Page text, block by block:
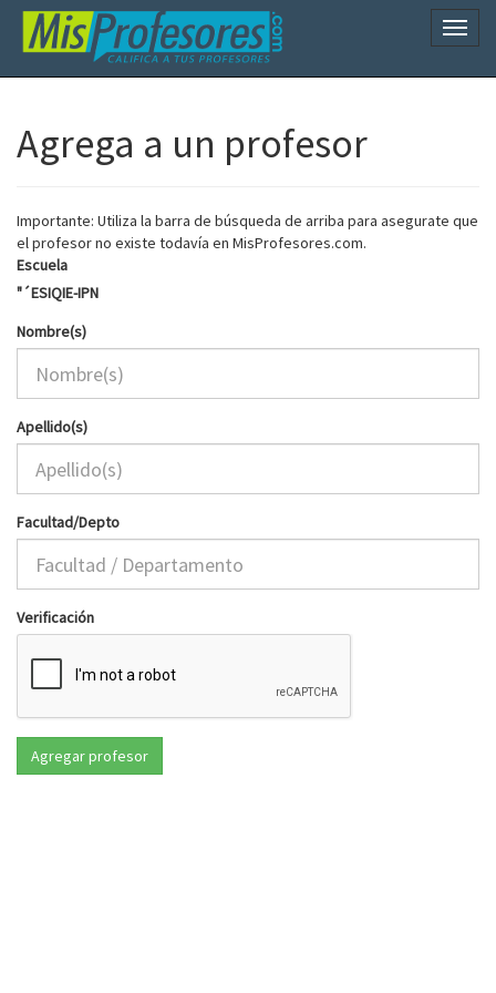
Agrega a un profesor
Importante: Utiliza la barra de búsqueda de arriba para asegurate que
el profesor no existe todavía en MisProfesores.com.
Escuela
"´ESIQIE-IPN
Nombre(s)
Apellido(s)
Facultad/Depto
Verificación